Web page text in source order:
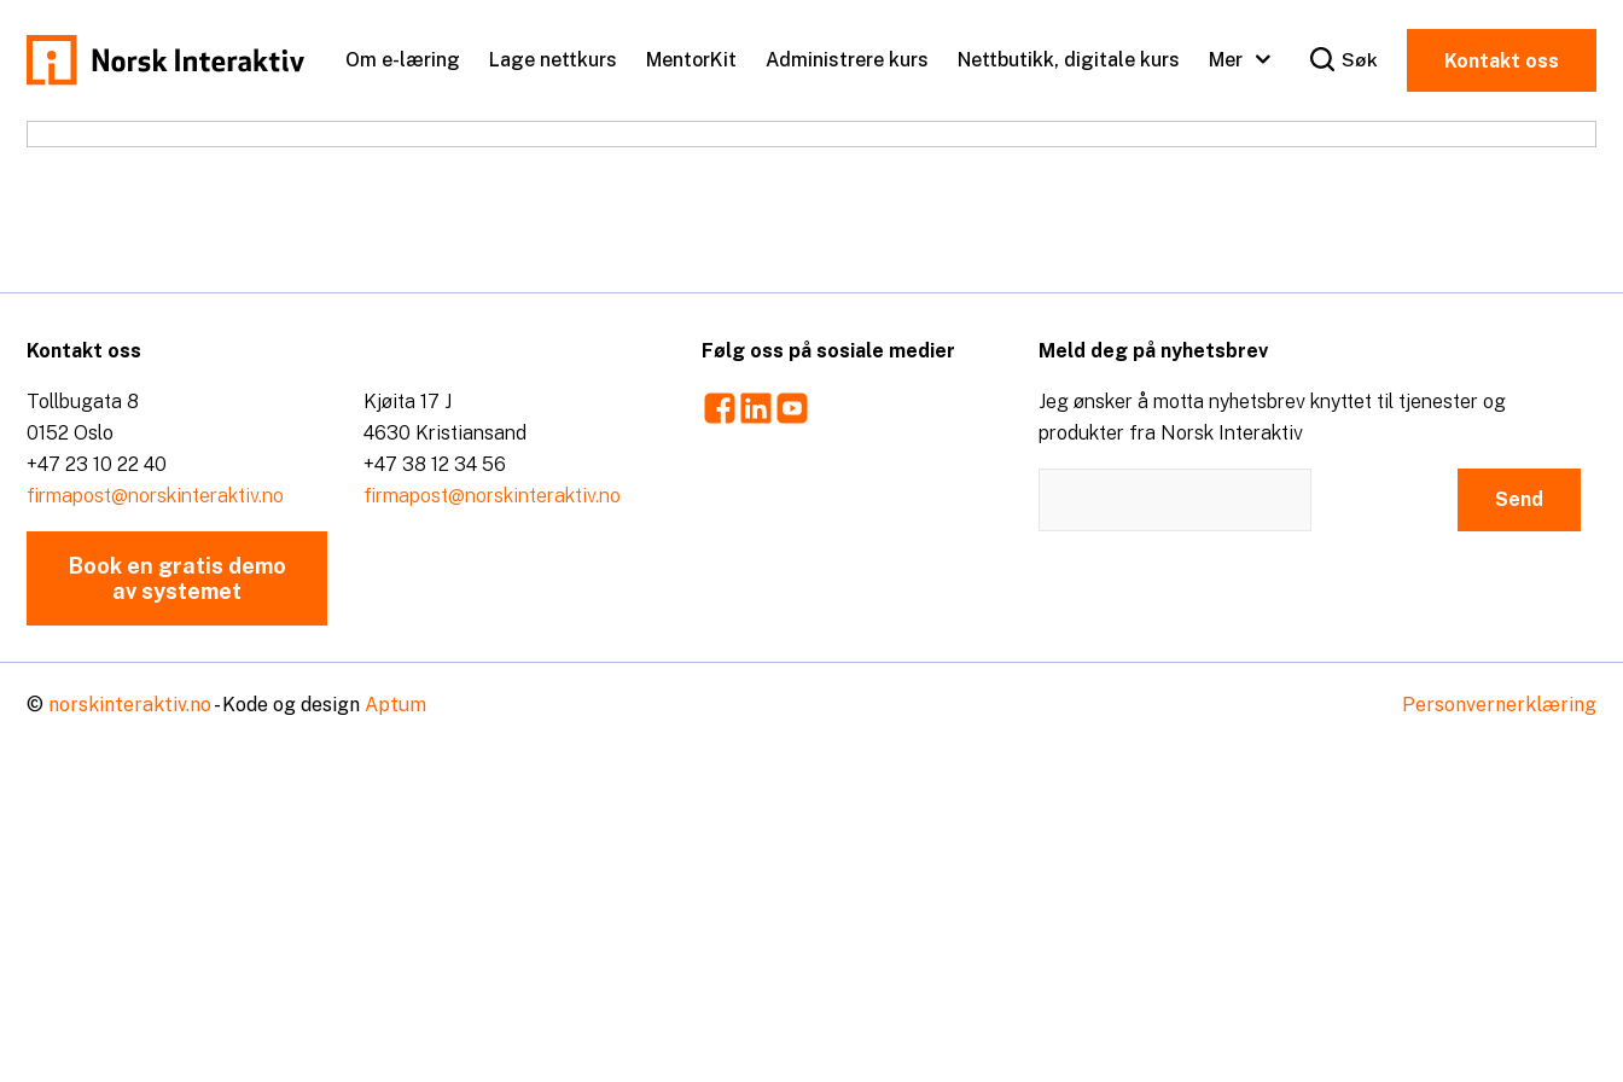
innhold
norskinteraktiv.no
Om e-læring Lage nettkurs MentorKit Administrere kurs Nettbutikk, digitale kurs Mer Søk Kontakt oss
Kontakt oss
Tollbugata 8
0152 Oslo
+47 23 10 22 40
firmapost@norskinteraktiv.no
Book en gratis demo
av systemet
Kjøita 17 J
4630 Kristiansand
+47 38 12 34 56
firmapost@norskinteraktiv.no
Følg oss på sosiale medier
Facebook
LinkedIn
Meld deg på nyhetsbrev
Jeg ønsker å motta nyhetsbrev knyttet til tjenester og
produkter fra Norsk Interaktiv
© norskinteraktiv.no- Kode og design Aptum Personvernerklæring